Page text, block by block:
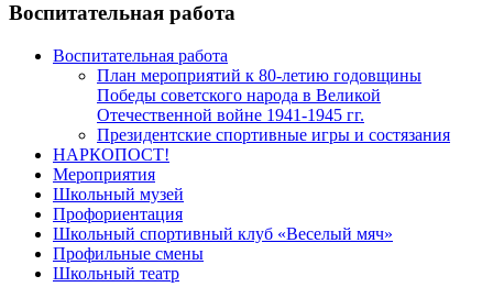
Воспитательная работа
Воспитательная работа
План мероприятий к 80-летию годовщины
Победы советского народа в Великой
Отечественной войне 1941-1945 гг.
Президентские спортивные игры и состязания
НАРКОПОСТ!
Мероприятия
Школьный музей
Профориентация
Школьный спортивный клуб «Веселый мяч»
Профильные смены
Школьный театр